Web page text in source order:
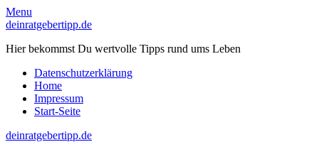
Skip
to
Menu
deinratgebertipp.de
Hier bekommst Du wertvolle Tipps rund ums Leben
Datenschutzerklärung
Home
Impressum
Start-Seite
deinratgebertipp.de